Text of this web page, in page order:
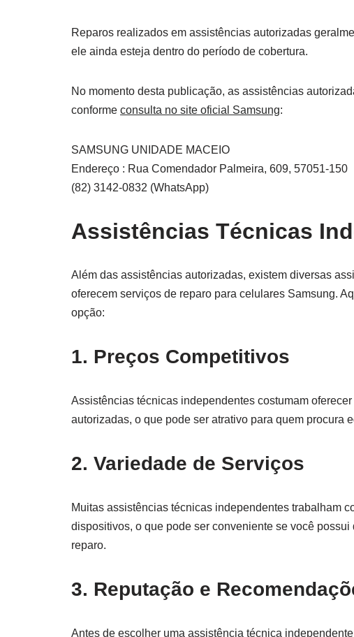
Reparos realizados em assistências autorizadas
ele ainda esteja dentro do período de cobertura.
No momento desta publicação, as assistências
conforme consulta no site oficial Samsung:
SAMSUNG UNIDADE MACEIO
Endereço : Rua Comendador Palmeira, 609, 57051-150
(82) 3142-0832 (WhatsApp)
Assistências Técnicas
Além das assistências autorizadas, existem diversas
oferecem serviços de reparo para celulares Samsung.
opção:
1. Preços Competitivos
Assistências técnicas independentes costumam
autorizadas, o que pode ser atrativo para quem procura
2. Variedade de Serviços
Muitas assistências técnicas independentes trabalham
dispositivos, o que pode ser conveniente se você
reparo.
3. Reputação e
Antes de escolher uma assistência técnica